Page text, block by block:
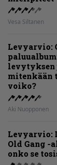
Vesa Siltanen
Levyarvio:
levytyksen
mitenkään
voiko?
Aki Nuopponen
Levyarvio:
Old Gang -
onko se